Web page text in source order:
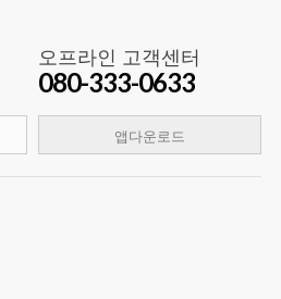
오프라인 고객센터
080-333-0633
앱다운로드